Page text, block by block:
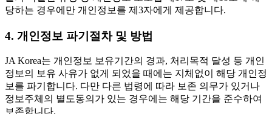
당하는 경우에만 개인정보를 제3자에게 제공합니다.
4. 개인정보 파기절차 및 방법
JA Korea는 개인정보 보유기간의 경과, 처리목적 달성 등 개인
정보의 보유 사유가 없게 되었을 때에는 지체없이 해당 개인정
보를 파기합니다. 다만 다른 법령에 따라 보존 의무가 있거나
정보주체의 별도동의가 있는 경우에는 해당 기간을 준수하여
보존합니다.